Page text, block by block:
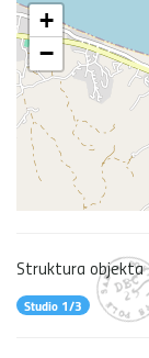
+
−
Struktura objekta
Studio 1/3